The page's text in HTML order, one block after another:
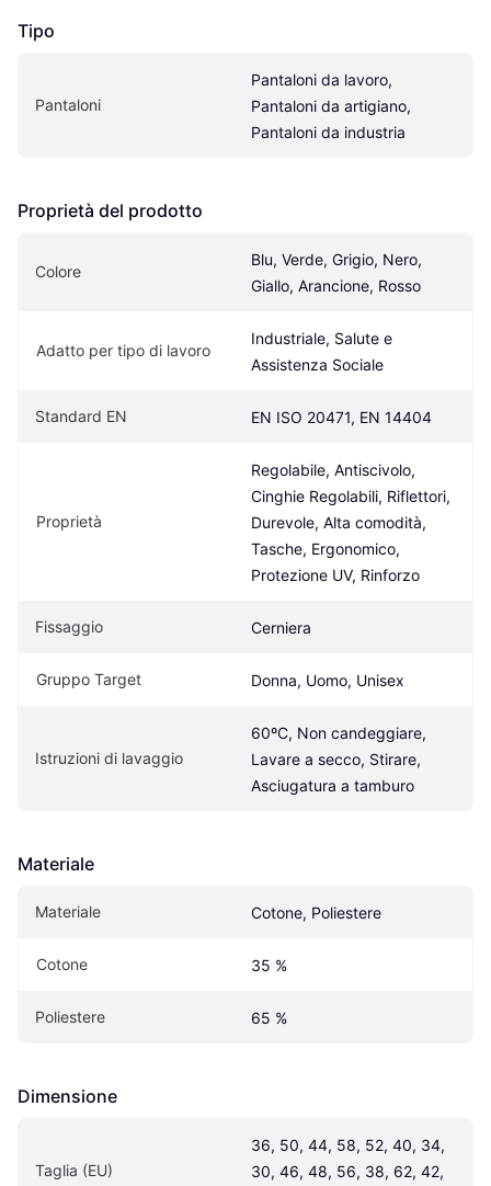
Tipo
Pantaloni
Pantaloni da lavoro,
Pantaloni da artigiano,
Pantaloni da industria
Proprietà del prodotto
Colore
Blu, Verde, Grigio, Nero,
Giallo, Arancione, Rosso
Adatto per tipo di lavoro
Industriale, Salute e
Assistenza Sociale
Standard EN EN ISO 20471, EN 14404
Proprietà
Regolabile, Antiscivolo,
Cinghie Regolabili, Riflettori,
Durevole, Alta comodità,
Tasche, Ergonomico,
Protezione UV, Rinforzo
Fissaggio Cerniera
Gruppo Target Donna, Uomo, Unisex
Istruzioni di lavaggio
60ºC, Non candeggiare,
Lavare a secco, Stirare,
Asciugatura a tamburo
Materiale
Materiale Cotone, Poliestere
Cotone 35 %
Poliestere 65 %
Dimensione
Taglia (EU)
36, 50, 44, 58, 52, 40, 34,
30, 46, 48, 56, 38, 62, 42,